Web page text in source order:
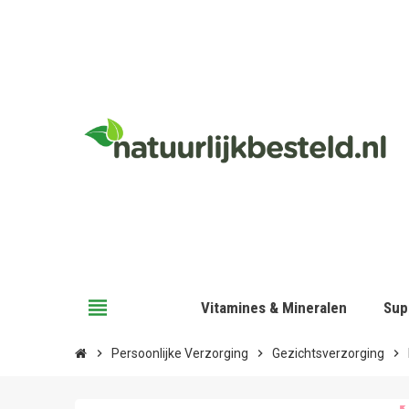
view_headline Vitamines & Mineralen
chevron_right Persoonlijke Verzorging chevron_right Gezichtsverzorging chevron_right